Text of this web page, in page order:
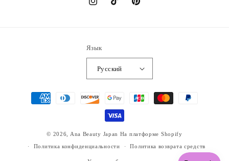
InstagramTikTok Pinterest
Язык
Русский
Способы
оплаты
© 2026, Ana Beauty Japan На платформе Shopify
Политика конфиденциальности
Политика возврата средств